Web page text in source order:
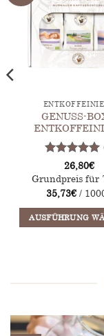
GENUSS-
Bewertet
mit
von
5
26,80€
Grundpreis für
35,73€/
AUSFÜHRUNG
Die